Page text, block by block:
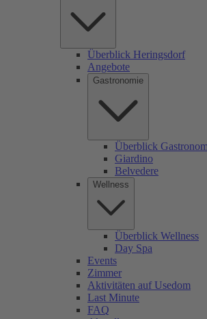
Überblick Heringsdorf
Angebote
Gastronomie
Überblick
Giardino
Belvedere
Wellness
Überblick Wellness
Day Spa
Events
Zimmer
Aktivitäten auf Usedom
Last Minute
FAQ